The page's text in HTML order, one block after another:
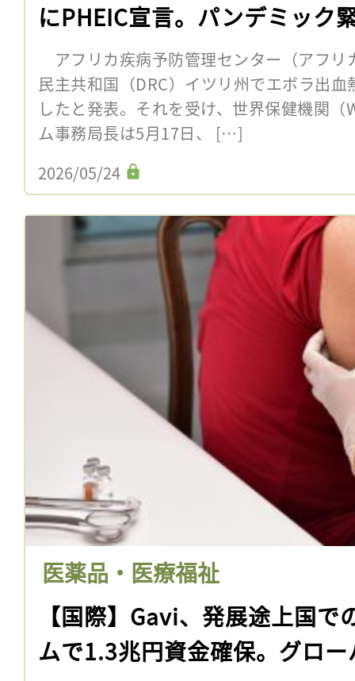
にPHEIC宣言。パンデミック
アフリカ疾病予防管理センター（アフリ
民主共和国（DRC）イツリ州でエボラ出
したと発表。それを受け、世界保健機関
ム事務局長は5月17日、 […]
2026/05/24
医薬品・医療福祉
【国際】Gavi、発展途上国
ムで1.3兆円資金確保。グロ